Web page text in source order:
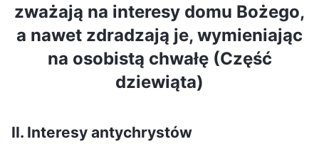
zważają na interesy domu Bożego,
a nawet zdradzają je, wymieniając
na osobistą chwałę (Część
dziewiąta)
II. Interesy antychrystów